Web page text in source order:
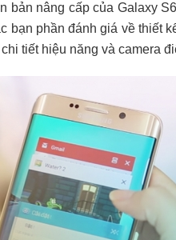
bản nâng cấp của Galaxy
phần đánh giá về thiết
tiết hiệu năng và camera